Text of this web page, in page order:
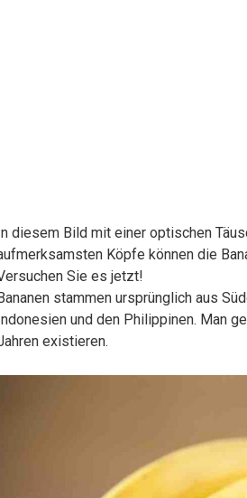
In diesem Bild mit einer optischen
Köpfe können die
Sie es jetzt!
Bananen stammen ursprünglich aus
Indonesien und den Philippinen. Man
existieren.